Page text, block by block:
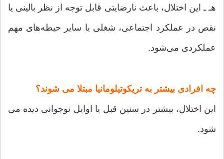
هـ ـ این اختلال، باعث نارضایتی قابل توجه از نظر بالینی یا
نقص در عملکرد اجتماعی، شغلی یا سایر حیطه‌های مهم
عملکردی می‌شود.
چه افرادی بیشتر به تریکوتیلومانیا مبتلا می شوند؟
این اختلال، بیشتر در سنین قبل یا اوایل نوجوانی دیده می
شود.